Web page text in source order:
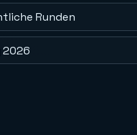
Runden
2026